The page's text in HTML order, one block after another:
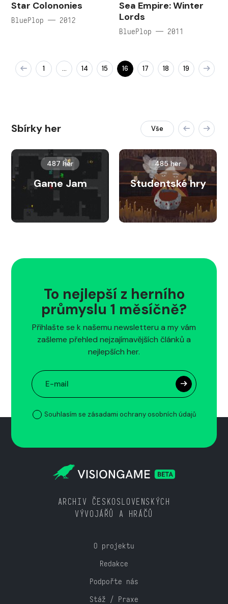
Star Colononies
BluePlop — 2012
Sea Empire: Winter
Lords
BluePlop — 2011
1 … 14 15 16 17 18 19
Sbírky her Vše
487 her
Game Jam
485 her
Studentské hry
To nejlepší z herního
průmyslu 1 měsíčně?
Přihlašte se k našemu newsletteru a my vám
zašleme přehled nejzajímavějších článků a
nejlepších her.
Souhlasím se zásadami ochrany osobních údajů
ARCHIV ČESKOSLOVENSKÝCH
VÝVOJÁŘŮ A HRÁČŮ
O projektu
Redakce
Podpořte nás
Stáž / Praxe